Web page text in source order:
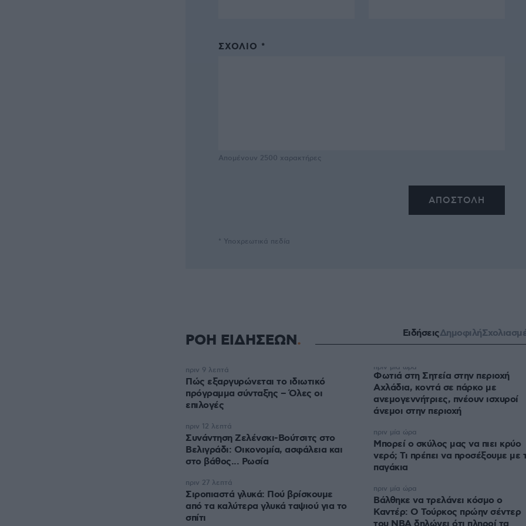
ΣΧΌΛΙΟ *
Απομένουν 2500 χαρακτήρες
* Υποχρεωτικά πεδία
ΡΟΗ ΕΙΔΗΣΕΩΝ ΕιδήσειςΔημοφιλή
Πώς εξαργυρώνεται το ιδιωτικό
πρόγραμμα σύνταξης – Όλες οι
επιλογές
πριν 9 λεπτά
Συνάντηση Ζελένσκι-Βούτσιτς στο
Βελιγράδι: Οικονομία, ασφάλεια και
στο βάθος... Ρωσία
πριν 12 λεπτά
Σιροπιαστά γλυκά: Πού βρίσκουμε
από τα καλύτερα γλυκά ταψιού για το
σπίτι
πριν 27 λεπτά
Φωτιά στη Σητεία στην περιοχή
Αχλάδια, κοντά σε πάρκο με
ανεμογεννήτριες, πνέουν ισχυροί
άνεμοι στην περιοχή
πριν μία ώρα
Μπορεί ο σκύλος μας να πιει κρύο
νερό; Τι πρέπει να προσέξουμε με
παγάκια
πριν μία ώρα
Βάλθηκε να τρελάνει κόσμο ο
Καντέρ: Ο Τούρκος πρώην σέντερ
πριν μία ώρα